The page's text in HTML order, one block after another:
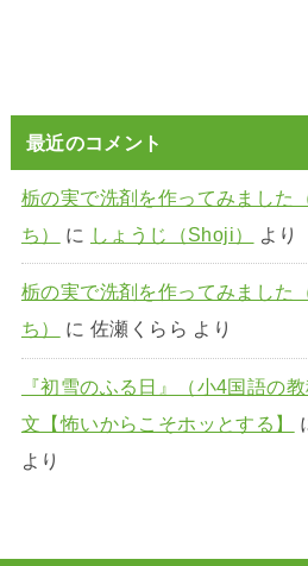
最近のコメント
栃の実で洗剤を作ってみました
ち）
に しょうじ（Shoji） より
栃の実で洗剤を作ってみました
ち）
に 佐瀬くらら より
『初雪のふる日』（小4国語の
文【怖いからこそホッとする】
より